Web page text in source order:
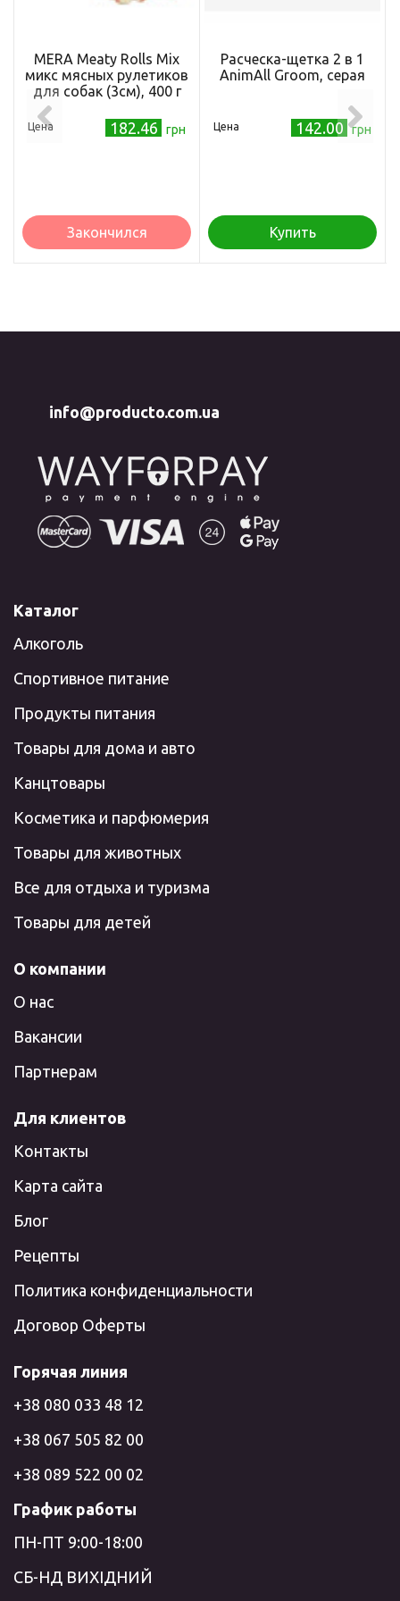
MERA Meaty Rolls Mix
микс мясных рулетиков
для собак (3см), 400 г
Цена 182.46 грн
Закончился
Расческа-щетка 2 в 1
AnimAll Groom, серая
Цена 142.00 грн
Купить
info@producto.com.ua
Каталог
Алкоголь
Спортивное питание
Продукты питания
Товары для дома и авто
Канцтовары
Косметика и парфюмерия
Товары для животных
Все для отдыха и туризма
Товары для детей
О компании
О нас
Вакансии
Партнерам
Для клиентов
Контакты
Карта сайта
Блог
Рецепты
Политика конфиденциальности
Договор Оферты
Горячая линия
+38 080 033 48 12
+38 067 505 82 00
+38 089 522 00 02
График работы
ПН-ПТ 9:00-18:00
СБ-НД ВИХІДНИЙ